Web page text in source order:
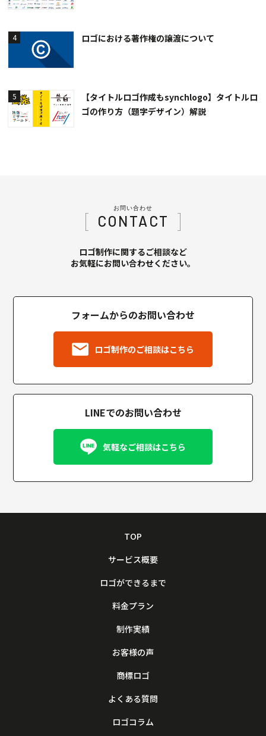
4 ロゴにおける著作権の譲渡について
5
【タイトルロゴ作成もsynchlogo】タイトルロ
ゴの作り方（題字デザイン）解説
お問い合わせ
CONTACT
ロゴ制作に関するご相談など
お気軽にお問い合わせください。
フォームからのお問い合わせ
ロゴ制作のご相談はこちら
LINEでのお問い合わせ
気軽なご相談はこちら
TOP
サービス概要
ロゴができるまで
料金プラン
制作実績
お客様の声
商標ロゴ
よくある質問
ロゴコラム